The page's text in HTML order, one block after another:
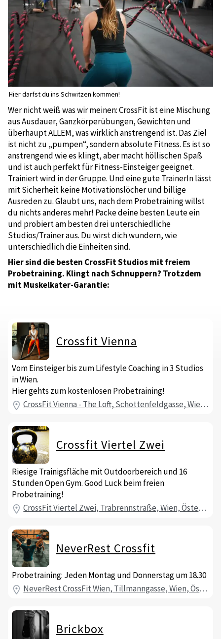
Hier darfst du ins Schwitzen kommen!
Wer nicht weiß was wir meinen: CrossFit ist eine Mischung
aus Ausdauer, Ganzkörperübungen, Gewichten und
überhaupt ALLEM, was wirklich anstrengend ist. Das Ziel
ist nicht zu „pumpen“, sondern absolute Fitness. Es ist so
anstrengend wie es klingt, aber macht höllischen Spaß
und ist auch perfekt für Fitness-Einsteiger geeignet.
Trainiert wird in der Gruppe. Und eine gute TrainerIn lässt
mit Sicherheit keine Motivationslöcher und billige
Ausreden zu. Glaubt uns, nach dem Probetraining willst
du nichts anderes mehr! Packe deine besten Leute ein
und probiert am besten drei unterschiedliche
Studios/Trainer aus. Du wirst dich wundern, wie
unterschiedlich die Einheiten sind.
Hier sind die besten CrossFit Studios mit freiem
Probetraining. Klingt nach Schnuppern? Trotzdem
mit Muskelkater-Garantie:
Crossfit Vienna
Vom Einsteiger bis zum Lifestyle Coaching in 3 Studios
in Wien.
Hier gehts zum kostenlosen Probetraining!
CrossFit Vienna - The Loft, Schottenfeldgasse, Wien, Österreich
Crossfit Viertel Zwei
Riesige Trainigsfläche mit Outdoorbereich und 16
Stunden Open Gym. Good Luck beim freien
Probetraining!
CrossFit Viertel Zwei, Trabrennstraße, Wien, Österreich
NeverRest Crossfit
Probetraining: Jeden Montag und Donnerstag um 18.30
NeverRest CrossFit Wien, Tillmanngasse, Wien, Österreich
Brickbox